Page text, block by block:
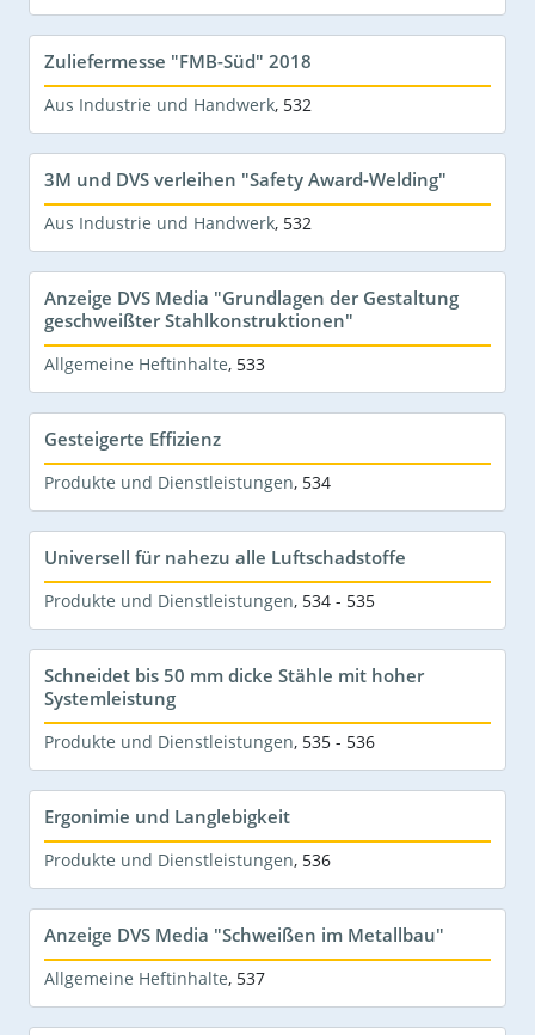
Zuliefermesse "FMB-Süd" 2018
Aus Industrie und Handwerk, 532
3M und DVS verleihen "Safety Award-Welding"
Aus Industrie und Handwerk, 532
Anzeige DVS Media "Grundlagen der Gestaltung
geschweißter Stahlkonstruktionen"
Allgemeine Heftinhalte, 533
Gesteigerte Effizienz
Produkte und Dienstleistungen, 534
Universell für nahezu alle Luftschadstoffe
Produkte und Dienstleistungen, 534 - 535
Schneidet bis 50 mm dicke Stähle mit hoher
Systemleistung
Produkte und Dienstleistungen, 535 - 536
Ergonimie und Langlebigkeit
Produkte und Dienstleistungen, 536
Anzeige DVS Media "Schweißen im Metallbau"
Allgemeine Heftinhalte, 537